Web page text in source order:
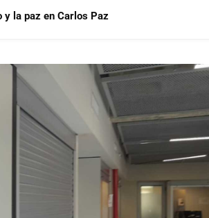
y la paz en Carlos Paz